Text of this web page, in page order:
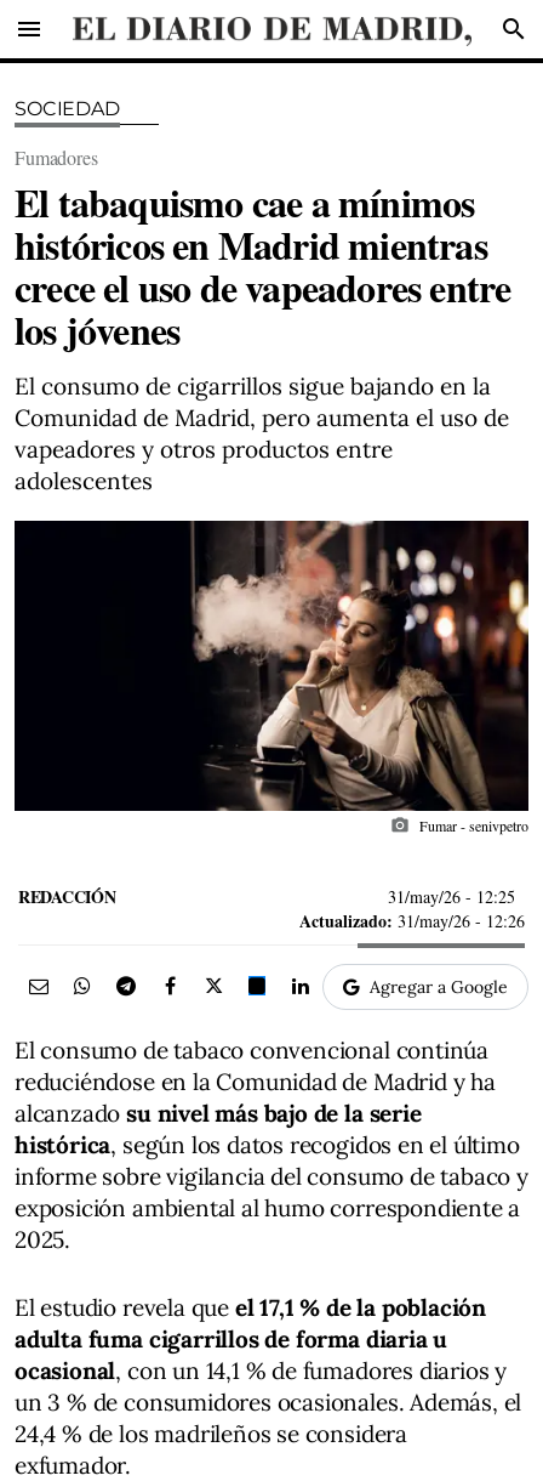
menu search
SOCIEDAD
Fumadores
El tabaquismo cae a mínimos
históricos en Madrid mientras
crece el uso de vapeadores entre
los jóvenes
El consumo de cigarrillos sigue bajando en la
Comunidad de Madrid, pero aumenta el uso de
vapeadores y otros productos entre
adolescentes
photo_camera Fumar - senivpetro
REDACCIÓN 31/may/26 - 12:25
Actualizado: 31/may/26 - 12:26
Agregar a Google
El consumo de tabaco convencional continúa
reduciéndose en la Comunidad de Madrid y ha
alcanzadosu nivel más bajo de la serie
histórica, según los datos recogidos en el último
informe sobre vigilancia del consumo de tabaco y
exposición ambiental al humo correspondiente a
2025.
El estudio revela que el 17,1 % de la población
adulta fuma cigarrillos de forma diaria u
ocasional, con un 14,1 % de fumadores diarios y
un 3 % de consumidores ocasionales. Además, el
24,4 % de los madrileños se considera
exfumador.